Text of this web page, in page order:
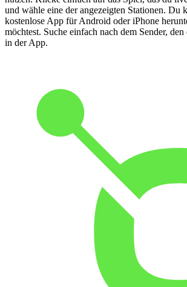
und wähle eine der angezeigten Stationen. Du
kostenlose App für Android oder iPhone
möchtest. Suche einfach nach dem Sender,
in der App.